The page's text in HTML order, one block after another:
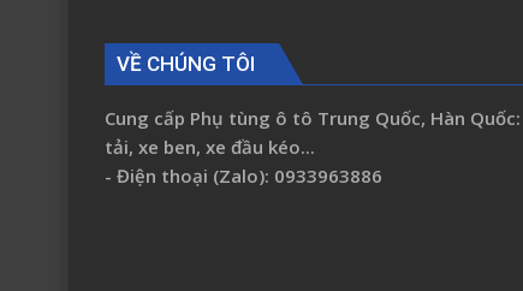
VỀ CHÚNG TÔI
Cung cấp Phụ tùng ô tô Trung Quốc, Hàn Quốc:
tải, xe ben, xe đầu kéo...
- Điện thoại (Zalo): 0933963886